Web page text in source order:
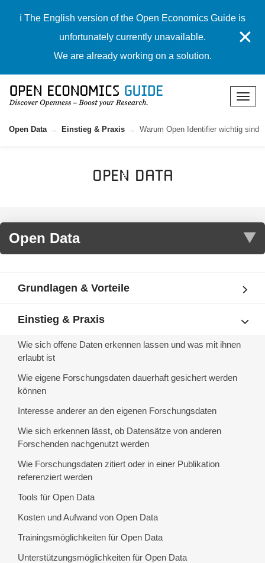
ℹ️ The English version of the Open Economics Guide is
unfortunately currently unavailable.
We are already working on a solution.
✕
Open Data Einstieg & Praxis Warum Open Identifier wichtig sind
Open Data
Grundlagen & Vorteile
Einstieg & Praxis
Wie sich offene Daten erkennen lassen und was mit ihnen
erlaubt ist
Wie eigene Forschungsdaten dauerhaft gesichert werden
können
Interesse anderer an den eigenen Forschungsdaten
Wie sich erkennen lässt, ob Datensätze von anderen
Forschenden nachgenutzt werden
Wie Forschungsdaten zitiert oder in einer Publikation
referenziert werden
Tools für Open Data
Kosten und Aufwand von Open Data
Trainingsmöglichkeiten für Open Data
Unterstützungsmöglichkeiten für Open Data